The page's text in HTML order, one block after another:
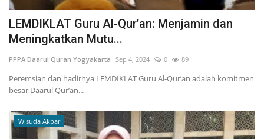
Wisuda Akbar
Kisah
Blog
Video
LEMDIKLAT Guru Al-Qur’an: Menjamin dan
Meningkatkan Mutu...
PPPA Daarul Quran Yogyakarta Sep 4, 2024 0 89
Peremsian dan hadirnya LEMDIKLAT Guru Al-Qur’an adalah komitmen
besar Daarul Qur’an...
Wisuda Akbar